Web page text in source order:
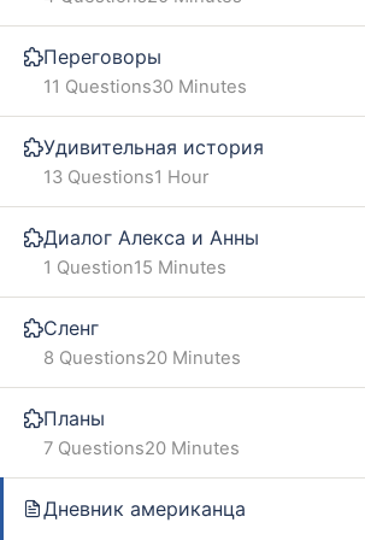
Переговоры
30 Minutes
11 Questions
Удивительная история
1 Hour
13 Questions
Диалог Алекса и Анны
15 Minutes
1 Question
Сленг
20 Minutes
8 Questions
Планы
20 Minutes
7 Questions
Дневник американца
Our policy
Terms and conditions
Returns and refunds policy